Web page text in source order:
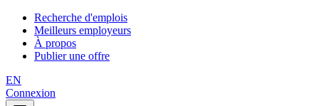
Recherche d'emplois
Meilleurs employeurs
À propos
Publier une offre
EN
Connexion